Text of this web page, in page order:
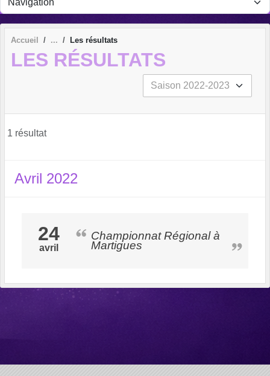
Accueil Les résultats
LES RÉSULTATS
1 résultat
Avril 2022
24
avril
Championnat Régional à
Martigues